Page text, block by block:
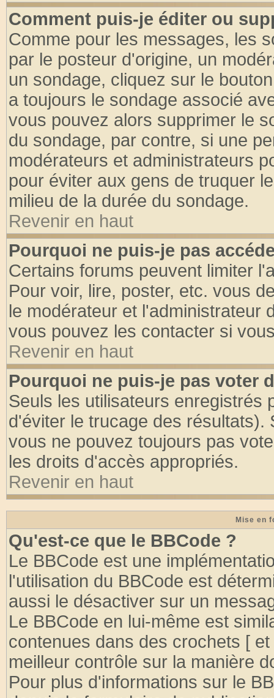
Comment puis-je éditer ou
Comme pour les messages, les
par le posteur d'origine, un
un sondage, cliquez sur le
a toujours le sondage associé
vous pouvez alors supprimer le
du sondage, par contre, si une
modérateurs et administrateurs
pour éviter aux gens de truquer
milieu de la durée du sondage.
Revenir en haut
Pourquoi ne puis-je pas
Certains forums peuvent limiter
Pour voir, lire, poster, etc. vous
le modérateur et l'administrateur
vous pouvez les contacter si
Revenir en haut
Pourquoi ne puis-je pas voter
Seuls les utilisateurs enregistrés
d'éviter le trucage des
vous ne pouvez toujours pas
les droits d'accès appropriés.
Revenir en haut
Mise en
Qu'est-ce que le BBCode ?
Le BBCode est une
l'utilisation du BBCode est
aussi le désactiver sur un
Le BBCode en lui-même est
contenues dans des crochets [
meilleur contrôle sur la manière
Pour plus d'informations sur le